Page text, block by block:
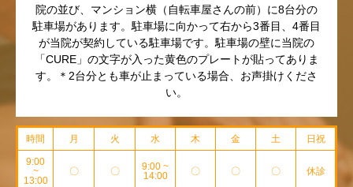
院の並び、マンション横（自転車屋さんの前）に8台分の
駐車場があります。駐車場に向かって右から3番目、4番目
が当院が契約している駐車場です。駐車場の壁に当院の
「CURE」の文字が入った黄色のプレートが貼ってありま
す。＊2台分とも車が止まっている場合、お声掛けくださ
い。
時間 月 火 水 木 金 土 日祝
9:00
~
13:00
〇 〇
9:00 ~
14:00
〇 〇 〇 休診